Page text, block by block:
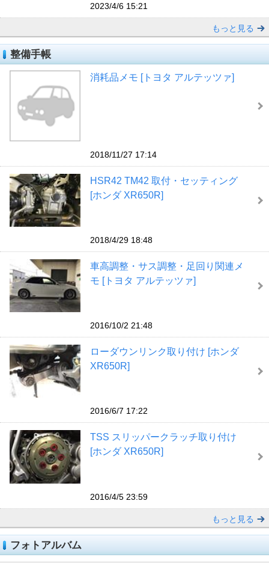
2023/4/6 15:21
もっと見る
整備手帳
消耗品メモ [トヨタ アルテッツァ]
2018/11/27 17:14
HSR42 TM42 取付・セッティング
[ホンダ XR650R]
2018/4/29 18:48
車高調整・サス調整・足回り関連メ
モ [トヨタ アルテッツァ]
2016/10/2 21:48
ローダウンリンク取り付け [ホンダ
XR650R]
2016/6/7 17:22
TSS スリッパークラッチ取り付け
[ホンダ XR650R]
2016/4/5 23:59
もっと見る
フォトアルバム